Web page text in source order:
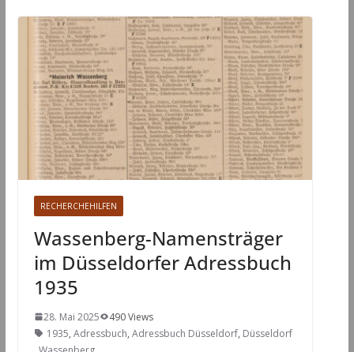
RECHERCHEHILFEN
Wassenberg-Namensträger
im Düsseldorfer Adressbuch
1935
28. Mai 2025
490 Views
1935, Adressbuch, Adressbuch Düsseldorf, Düsseldorf